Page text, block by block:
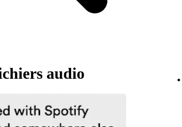
audio